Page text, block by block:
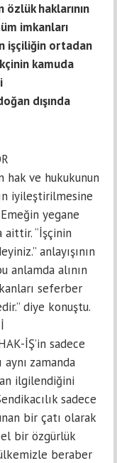
özlük haklarının
imkanları
işçiliğin ortadan
kamuda
dışında
hak ve hukukunun
iyileştirilmesine
yegane
aittir. “İşçinin
anlayışının
anlamda alının
seferber
diye konuştu.
İŞ’in sadece
aynı zamanda
ilgilendiğini
sadece
bir çatı olarak
bir özgürlük
beraber